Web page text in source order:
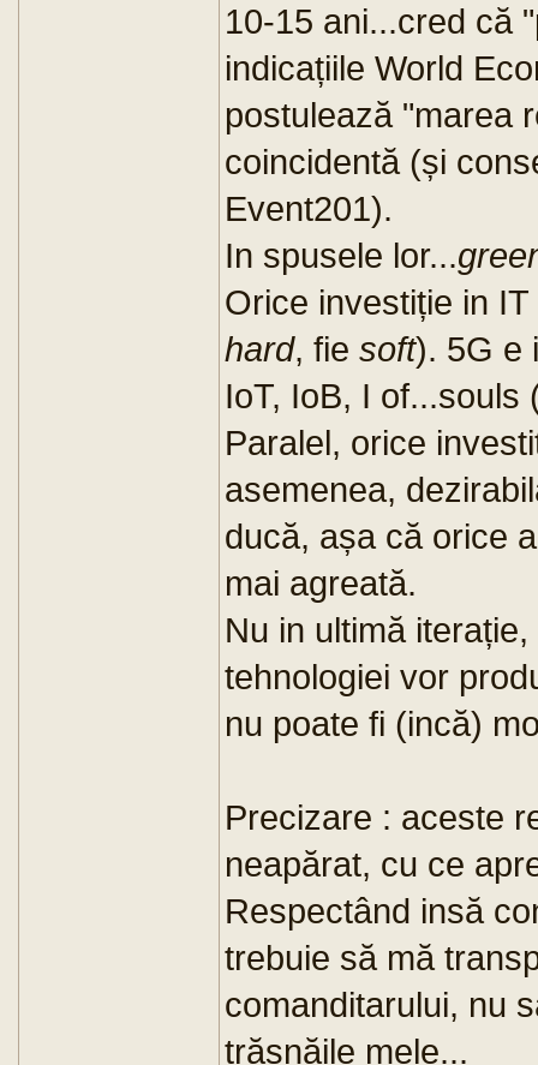
10-15 ani...cred că
indicațiile World
postulează "marea
coincidentă (și
Event201).
In spusele lor...
Orice investiție in
hard, fie soft). 5G e
IoT, IoB, I of...souls
Paralel, orice
asemenea,
ducă, așa că orice
mai agreată.
Nu in ultimă
tehnologiei vor
nu poate fi (incă)
Precizare : aceste
neapărat, cu ce
Respectând insă
trebuie să mă
comanditarului, nu
trăsnăile mele...